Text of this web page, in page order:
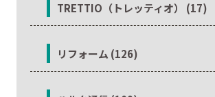
TRETTIO（トレッティオ） (17)
リフォーム (126)